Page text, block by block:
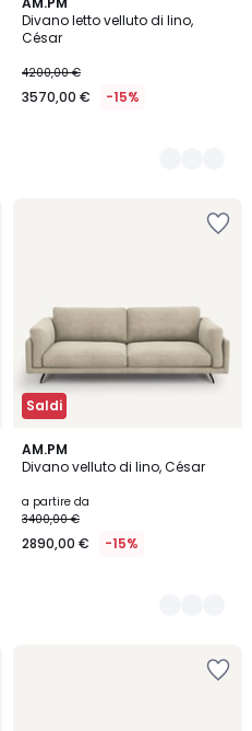
Divano letto velluto di lino,
César
4200,00 €
3570,00 € -15%
5
Colori
Saldi
AM.PM
Divano velluto di lino, César
a partire da
3400,00 €
2890,00 € -15%
5
Colori